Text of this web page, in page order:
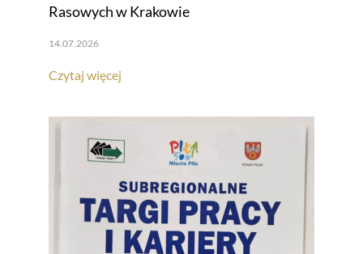
Rasowych w Krakowie
14.07.2026
Czytaj więcej